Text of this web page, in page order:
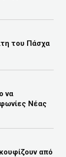
του Πάσχα
να
Νέας
από